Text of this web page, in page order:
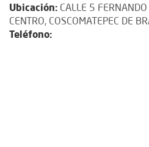
Ubicación: CALLE 5 FERNANDO
CENTRO, COSCOMATEPEC DE
Teléfono: